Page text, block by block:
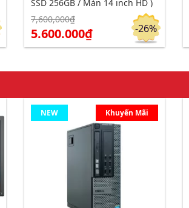
Click để xem chi tiết Đặt hàng
SSD 256GB / Màn 14 inch HD )
7,600,000₫
5.600.000₫ -26%
Khuyến Mãi
NEW